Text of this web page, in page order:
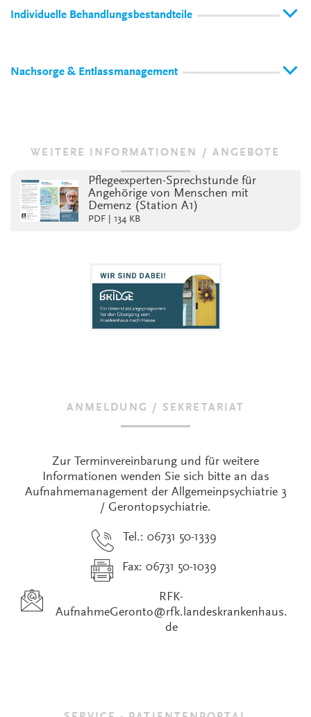
Individuelle Behandlungsbestandteile
Nachsorge & Entlassmanagement
WEITERE INFORMATIONEN / ANGEBOTE
Pflegeexperten-Sprechstunde für
Angehörige von Menschen mit
Demenz (Station A1)
PDF | 134 KB
ANMELDUNG / SEKRETARIAT
Zur Terminvereinbarung und für weitere
Informationen wenden Sie sich bitte an das
Aufnahmemanagement der Allgemeinpsychiatrie 3
/ Gerontopsychiatrie.
Tel.: 06731 50-1339
Fax: 06731 50-1039
RFK-
AufnahmeGeronto@rfk.landeskrankenhaus.
de